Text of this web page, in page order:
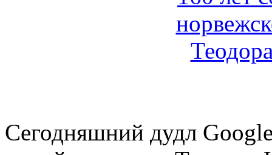
Сегодняшний дудл